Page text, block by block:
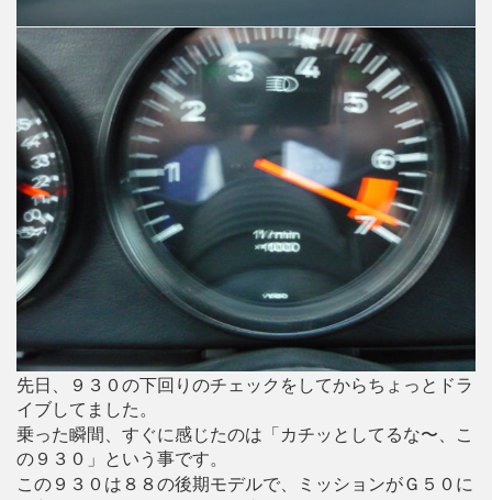
先日、９３０の下回りのチェックをしてからちょっとドラ
イブしてました。
乗った瞬間、すぐに感じたのは「カチッとしてるな〜、こ
の９３０」という事です。
この９３０は８８の後期モデルで、ミッションがＧ５０に